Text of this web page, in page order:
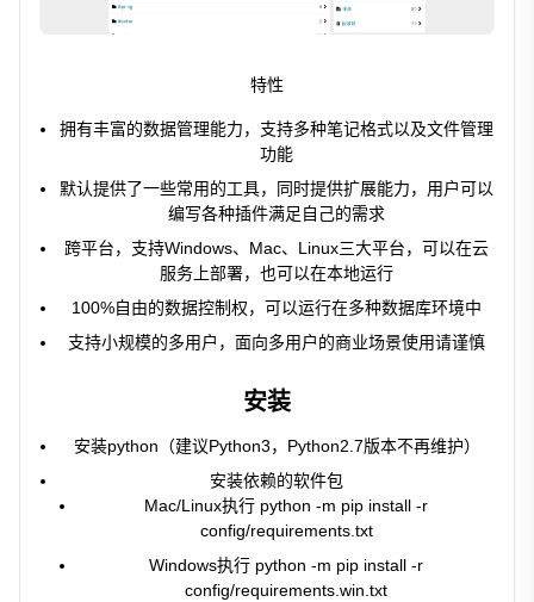
特性
拥有丰富的数据管理能力，支持多种笔记格式以及文件管理
功能
默认提供了一些常用的工具，同时提供扩展能力，用户可以
编写各种插件满足自己的需求
跨平台，支持Windows、Mac、Linux三大平台，可以在云
服务上部署，也可以在本地运行
100%自由的数据控制权，可以运行在多种数据库环境中
支持小规模的多用户，面向多用户的商业场景使用请谨慎
安装
安装python（建议Python3，Python2.7版本不再维护）
安装依赖的软件包
Mac/Linux执行 python -m pip install -r
config/requirements.txt
Windows执行 python -m pip install -r
config/requirements.win.txt